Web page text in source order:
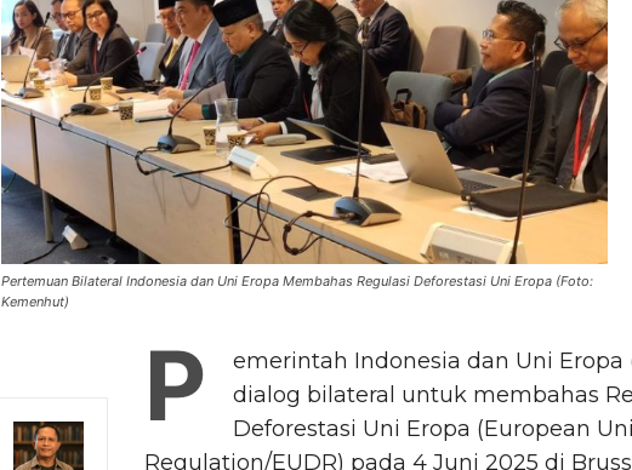
Pertemuan Bilateral Indonesia dan Uni Eropa Membahas Regulasi Deforestasi Uni Eropa (Foto:
Kemenhut)
P
emerintah Indonesia dan Uni Eropa
dialog bilateral untuk membahas
Deforestasi Uni Eropa (European
Regulation/EUDR) pada 4 Juni 2025 di